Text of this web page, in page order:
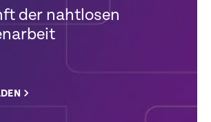
der nahtlosen